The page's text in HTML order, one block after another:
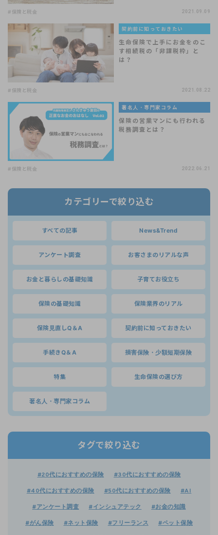
#保険と税金 2021.09.09
契約前に知っておきたい
生命保険で上手にお金をのこ
す相続税の「非課税枠」と
は？
#保険と税金 2021.08.22
著名人・専門家コラム
保険の営業マンにも行われる
税務調査とは？
#保険と税金 2022.06.21
カテゴリーで絞り込む
すべての記事 News&Trend
アンケート調査 お客さまのリアルな声
お金と暮らしの基礎知識 子育てお役立ち
保険の基礎知識 保険業界のリアル
保険見直しQ＆A 契約前に知っておきたい
手続きQ＆A 損害保険・少額短期保険
特集 生命保険の選び方
著名人・専門家コラム
タグで絞り込む
#20代におすすめの保険 #30代におすすめの保険
#40代におすすめの保険 #50代におすすめの保険 #AI
#アンケート調査 #インシュアテック #お金の知識
#がん保険 #ネット保険 #フリーランス #ペット保険